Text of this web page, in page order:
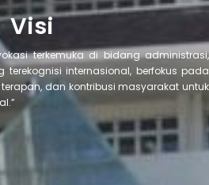
Visi
terkemuka di bidang administrasi,
terekognisi internasional, berfokus pada
terapan, dan kontribusi masyarakat untuk